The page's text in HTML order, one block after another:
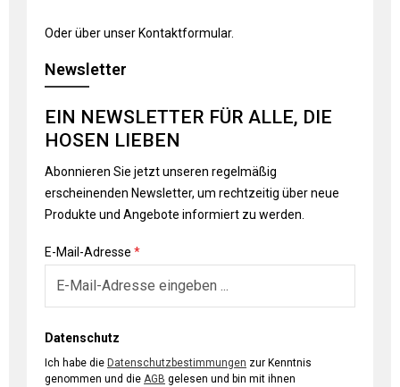
Oder über unser Kontaktformular.
Newsletter
EIN NEWSLETTER FÜR ALLE, DIE
HOSEN LIEBEN
Abonnieren Sie jetzt unseren regelmäßig
erscheinenden Newsletter, um rechtzeitig über neue
Produkte und Angebote informiert zu werden.
E-Mail-Adresse *
Datenschutz
Ich habe die Datenschutzbestimmungen
genommen und die AGB